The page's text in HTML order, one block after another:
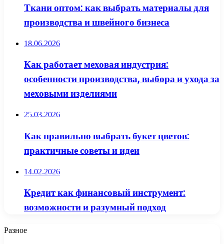
Ткани оптом: как выбрать материалы для
производства и швейного бизнеса
18.06.2026
Как работает меховая индустрия:
особенности производства, выбора и ухода за
меховыми изделиями
25.03.2026
Как правильно выбрать букет цветов:
практичные советы и идеи
14.02.2026
Кредит как финансовый инструмент:
возможности и разумный подход
Разное